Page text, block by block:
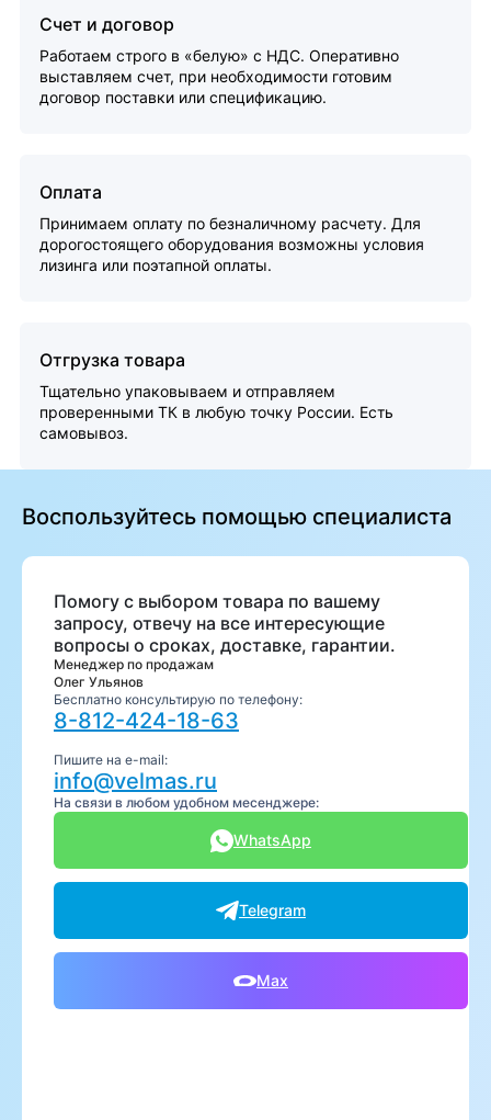
Счет и договор
Работаем строго в «белую» с НДС. Оперативно
выставляем счет, при необходимости готовим
договор поставки или спецификацию.
Оплата
Принимаем оплату по безналичному расчету. Для
дорогостоящего оборудования возможны условия
лизинга или поэтапной оплаты.
Отгрузка товара
Тщательно упаковываем и отправляем
проверенными ТК в любую точку России. Есть
самовывоз.
Воспользуйтесь помощью специалиста
Помогу с выбором товара по вашему
запросу, отвечу на все интересующие
вопросы о сроках, доставке, гарантии.
Менеджер по продажам
Олег Ульянов
Бесплатно консультирую по телефону:
8-812-424-18-63
Пишите на e-mail:
info@velmas.ru
На связи в любом удобном месенджере:
WhatsApp
Telegram
Max